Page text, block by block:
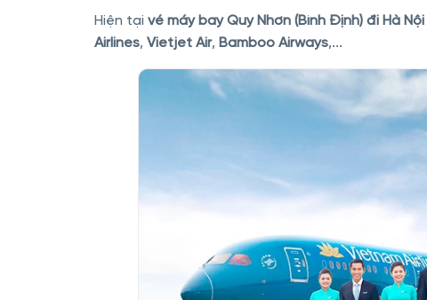
Hiện tại vé máy bay Quy Nhơn (Bình Định) đi Hà Nội
Airlines, Vietjet Air, Bamboo Airways,...